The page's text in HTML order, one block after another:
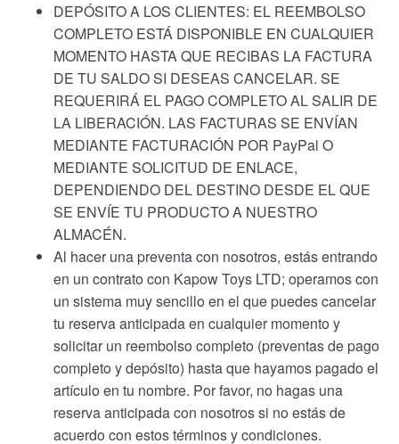
DEPÓSITO A LOS CLIENTES: EL REEMBOLSO
COMPLETO ESTÁ DISPONIBLE EN CUALQUIER
MOMENTO HASTA QUE RECIBAS LA FACTURA
DE TU SALDO SI DESEAS CANCELAR. SE
REQUERIRÁ EL PAGO COMPLETO AL SALIR DE
LA LIBERACIÓN. LAS FACTURAS SE ENVÍAN
MEDIANTE FACTURACIÓN POR PayPal O
MEDIANTE SOLICITUD DE ENLACE,
DEPENDIENDO DEL DESTINO DESDE EL QUE
SE ENVÍE TU PRODUCTO A NUESTRO
ALMACÉN.
Al hacer una preventa con nosotros, estás entrando
en un contrato con Kapow Toys LTD; operamos con
un sistema muy sencillo en el que puedes cancelar
tu reserva anticipada en cualquier momento y
solicitar un reembolso completo (preventas de pago
completo y depósito) hasta que hayamos pagado el
artículo en tu nombre. Por favor, no hagas una
reserva anticipada con nosotros si no estás de
acuerdo con estos términos y condiciones.